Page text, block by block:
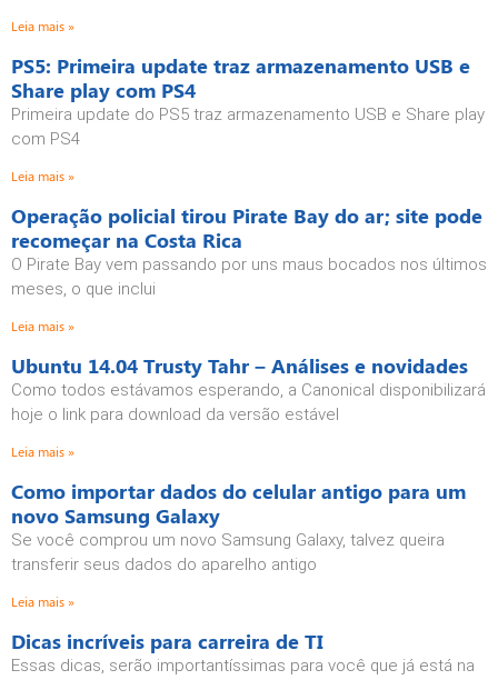
Leia mais »
PS5: Primeira update traz armazenamento USB e
Share play com PS4
Primeira update do PS5 traz armazenamento USB e Share play
com PS4
Leia mais »
Operação policial tirou Pirate Bay do ar; site pode
recomeçar na Costa Rica
O Pirate Bay vem passando por uns maus bocados nos últimos
meses, o que inclui
Leia mais »
Ubuntu 14.04 Trusty Tahr – Análises e novidades
Como todos estávamos esperando, a Canonical disponibilizará
hoje o link para download da versão estável
Leia mais »
Como importar dados do celular antigo para um
novo Samsung Galaxy
Se você comprou um novo Samsung Galaxy, talvez queira
transferir seus dados do aparelho antigo
Leia mais »
Dicas incríveis para carreira de TI
Essas dicas, serão importantíssimas para você que já está na